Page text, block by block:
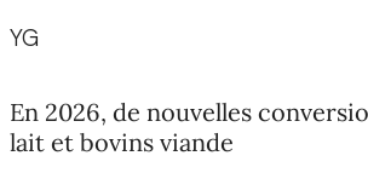
YG
En 2026, de nouvelles
lait et bovins viande